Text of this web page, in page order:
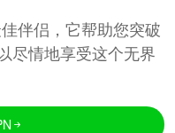
伴侣，它帮助您突破
尽情地享受这个无界